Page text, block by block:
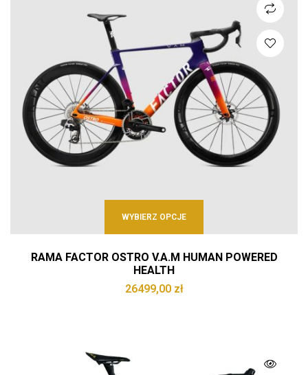
WYBIERZ OPCJE
RAMA FACTOR OSTRO V.A.M HUMAN POWERED
HEALTH
26499,00 zł